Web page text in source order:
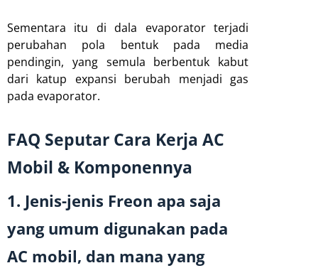
Sementara itu di dala evaporator terjadi
perubahan pola bentuk pada media
pendingin, yang semula berbentuk kabut
dari katup expansi berubah menjadi gas
pada evaporator.
FAQ Seputar Cara Kerja AC
Mobil & Komponennya
1. Jenis-jenis Freon apa saja
yang umum digunakan pada
AC mobil, dan mana yang